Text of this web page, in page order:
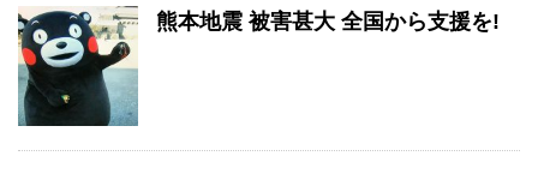
熊本地震 被害甚大 全国から支援を!